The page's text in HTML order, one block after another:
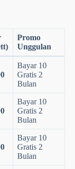
Promo
Unggulan
Bayar 10
Gratis 2
Bulan
Bayar 10
Gratis 2
Bulan
Bayar 10
Gratis 2
Bulan